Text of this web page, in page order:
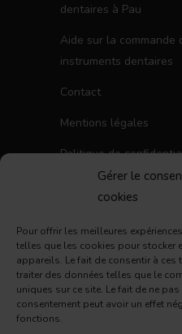
Gérer le
cookies
Pour offrir les meilleures
telles que les cookies pour stocker
appareils. Le fait de consentir à
traiter des données telles que le
uniques sur ce site. Le fait de ne
consentement peut avoir un effet
fonctions.
dentaires à Pau
Aide sur la commande
instruments dentaires
Contact
Mentions légales
Politique de
Politique de cookies
NOUS SUIVRE
Facebook